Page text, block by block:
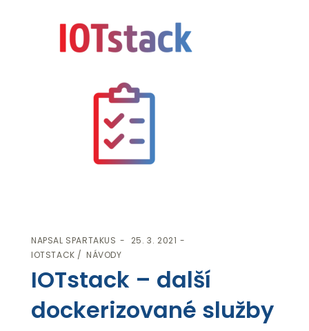
NAPSAL SPARTAKUS
25. 3. 2021
IOTSTACK
NÁVODY
IOTstack – další
dockerizované služby